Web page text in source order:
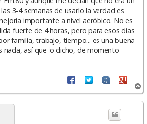
3-4 semanas de usarlo la verdad es
importante a nivel aeróbico. No es
fuerte de 4 horas, pero para esos días
familia, trabajo, tiempo... es una buena
nada, así que lo dicho, de momento
r
r